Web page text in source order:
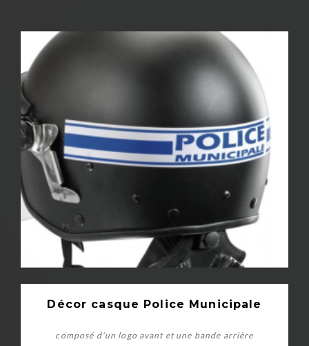
Décor casque Police Municipale
composé d'un logo avant et une bande arrière